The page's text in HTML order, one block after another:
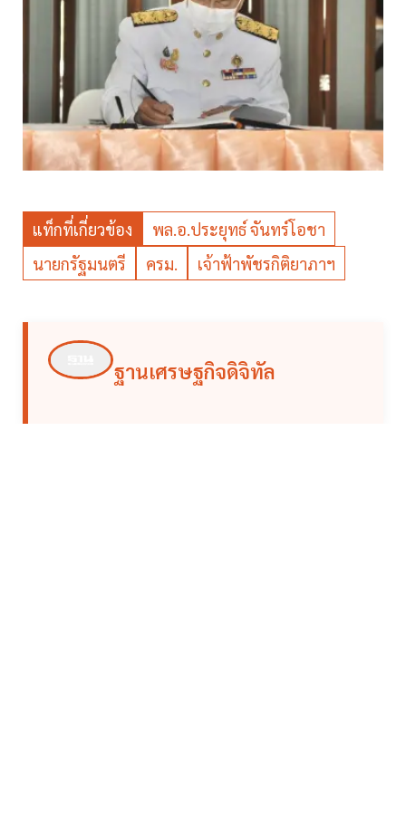
แท็กที่เกี่ยวข้อง
พล.อ.ประยุทธ์ จันทร์โอชา
นายกรัฐมนตรี
ครม. เจ้าฟ้าพัชรกิติยาภาฯ
ฐานเศรษฐกิจดิจิทัล